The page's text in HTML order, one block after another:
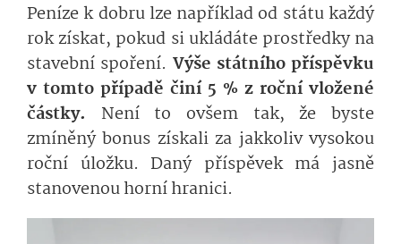
Peníze k dobru lze například od státu každý
rok získat, pokud si ukládáte prostředky na
stavební spoření. Výše státního příspěvku
v tomto případě činí 5 % z roční vložené
částky. Není to ovšem tak, že byste
zmíněný bonus získali za jakkoliv vysokou
roční úložku. Daný příspěvek má jasně
stanovenou horní hranici.